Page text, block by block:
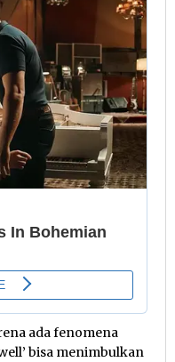
ada fenomena
bisa menimbulkan